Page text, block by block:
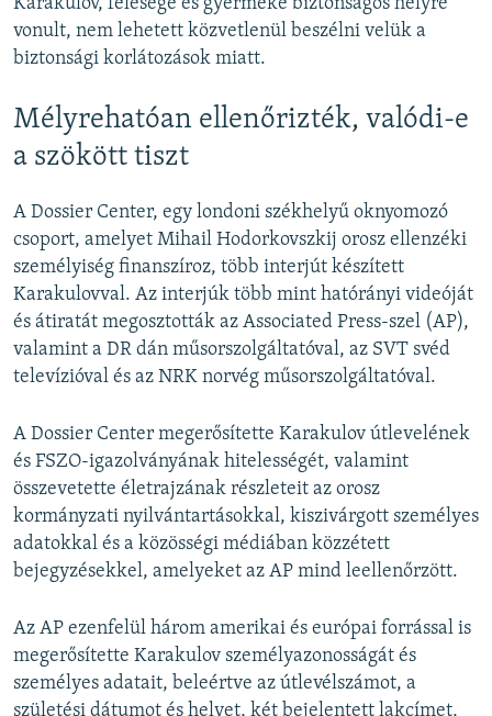
vonult, nem lehetett közvetlenül beszélni velük a
biztonsági korlátozások miatt.
Mélyrehatóan ellenőrizték, valódi-e
a szökött tiszt
A Dossier Center, egy londoni székhelyű oknyomozó
csoport, amelyet Mihail Hodorkovszkij orosz ellenzéki
személyiség finanszíroz, több interjút készített
Karakulovval. Az interjúk több mint hatórányi videóját
és átiratát megosztották az Associated Press-szel (AP),
valamint a DR dán műsorszolgáltatóval, az SVT svéd
televízióval és az NRK norvég műsorszolgáltatóval.
A Dossier Center megerősítette Karakulov útlevelének
és FSZO-igazolványának hitelességét, valamint
összevetette életrajzának részleteit az orosz
kormányzati nyilvántartásokkal, kiszivárgott személyes
adatokkal és a közösségi médiában közzétett
bejegyzésekkel, amelyeket az AP mind leellenőrzött.
Az AP ezenfelül három amerikai és európai forrással is
megerősítette Karakulov személyazonosságát és
személyes adatait, beleértve az útlevélszámot, a
születési dátumot és helyet, két bejelentett lakcímet,